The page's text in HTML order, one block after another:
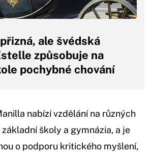
ale švédská
způsobuje na
pochybné chování
nabízí vzdělání na různých
školy a gymnázia, a je
o podporu kritického myšlení,